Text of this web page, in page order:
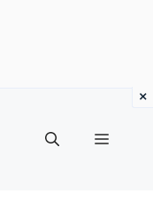
Menu